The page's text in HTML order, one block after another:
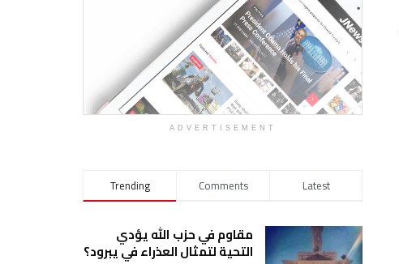
ADVERTISEMENT
Trending Comments Latest
مقاوم في حزب الله يؤدي
التحية لتمثال العذراء في يبرود؟